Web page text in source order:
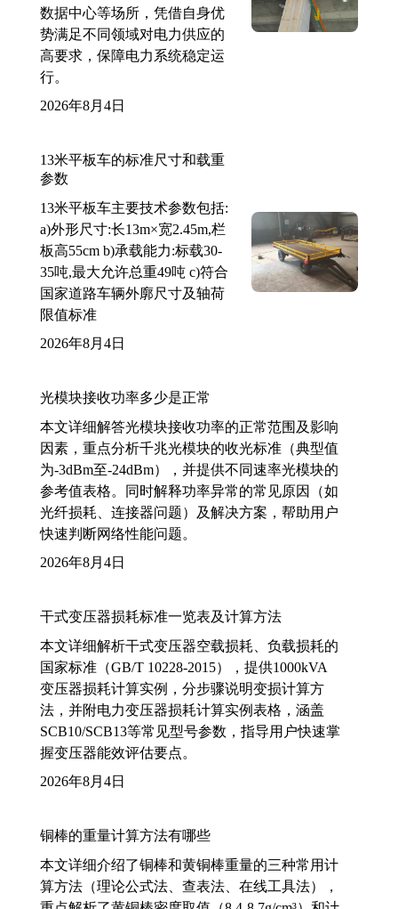
数据中心等场所，凭借自身优
势满足不同领域对电力供应的
高要求，保障电力系统稳定运
行。
2026年8月4日
13米平板车的标准尺寸和载重
参数
13米平板车主要技术参数包括:
a)外形尺寸:长13m×宽2.45m,栏
板高55cm b)承载能力:标载30-
35吨,最大允许总重49吨 c)符合
国家道路车辆外廓尺寸及轴荷
限值标准
2026年8月4日
光模块接收功率多少是正常
本文详细解答光模块接收功率的正常范围及影响
因素，重点分析千兆光模块的收光标准（典型值
为-3dBm至-24dBm），并提供不同速率光模块的
参考值表格。同时解释功率异常的常见原因（如
光纤损耗、连接器问题）及解决方案，帮助用户
快速判断网络性能问题。
2026年8月4日
干式变压器损耗标准一览表及计算方法
本文详细解析干式变压器空载损耗、负载损耗的
国家标准（GB/T 10228-2015），提供1000kVA
变压器损耗计算实例，分步骤说明变损计算方
法，并附电力变压器损耗计算实例表格，涵盖
SCB10/SCB13等常见型号参数，指导用户快速掌
握变压器能效评估要点。
2026年8月4日
铜棒的重量计算方法有哪些
本文详细介绍了铜棒和黄铜棒重量的三种常用计
算方法（理论公式法、查表法、在线工具法），